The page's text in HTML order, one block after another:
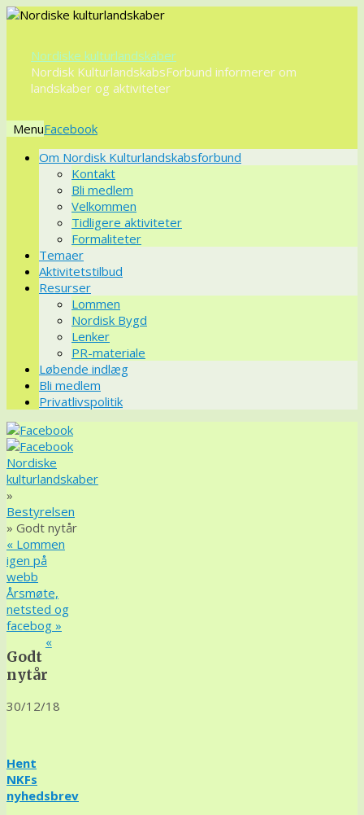
Nordiske kulturlandskaber
Nordisk KulturlandskabsForbund informerer om
landskaber og aktiviteter
Menu
VidereOm Nordisk Kulturlandskabsforbund
Kontakt
Bli medlem
Velkommen
Tidligere aktiviteter
Formaliteter
Temaer
Aktivitetstilbud
Resurser
Lommen
Nordisk Bygd
Lenker
PR-materiale
Løbende indlæg
Bli medlem
Privatlivspolitik
Nordiske
kulturlandskaber
»
Bestyrelsen
» Godt nytår
« Lommen
igen på
webb
Årsmøte,
netsted og
facebog »
Godt
nytår
30/12/18
Hent
NKFs
nyhedsbrev
«